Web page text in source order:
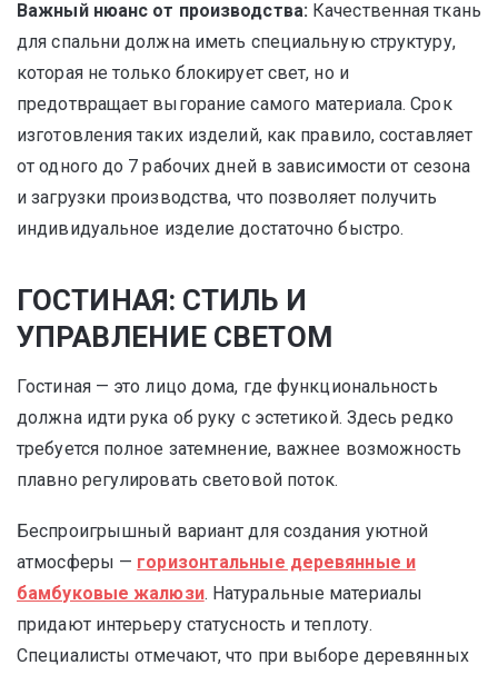
Важный нюанс от производства:Качественная ткань
для спальни должна иметь специальную структуру,
которая не только блокирует свет, но и
предотвращает выгорание самого материала. Срок
изготовления таких изделий, как правило, составляет
от одного до 7 рабочих дней в зависимости от сезона
и загрузки производства, что позволяет получить
индивидуальное изделие достаточно быстро.
ГОСТИНАЯ: СТИЛЬ И
УПРАВЛЕНИЕ СВЕТОМ
Гостиная — это лицо дома, где функциональность
должна идти рука об руку с эстетикой. Здесь редко
требуется полное затемнение, важнее возможность
плавно регулировать световой поток.
Беспроигрышный вариант для создания уютной
атмосферы — горизонтальные деревянные и
бамбуковые жалюзи. Натуральные материалы
придают интерьеру статусность и теплоту.
Специалисты отмечают, что при выборе деревянных